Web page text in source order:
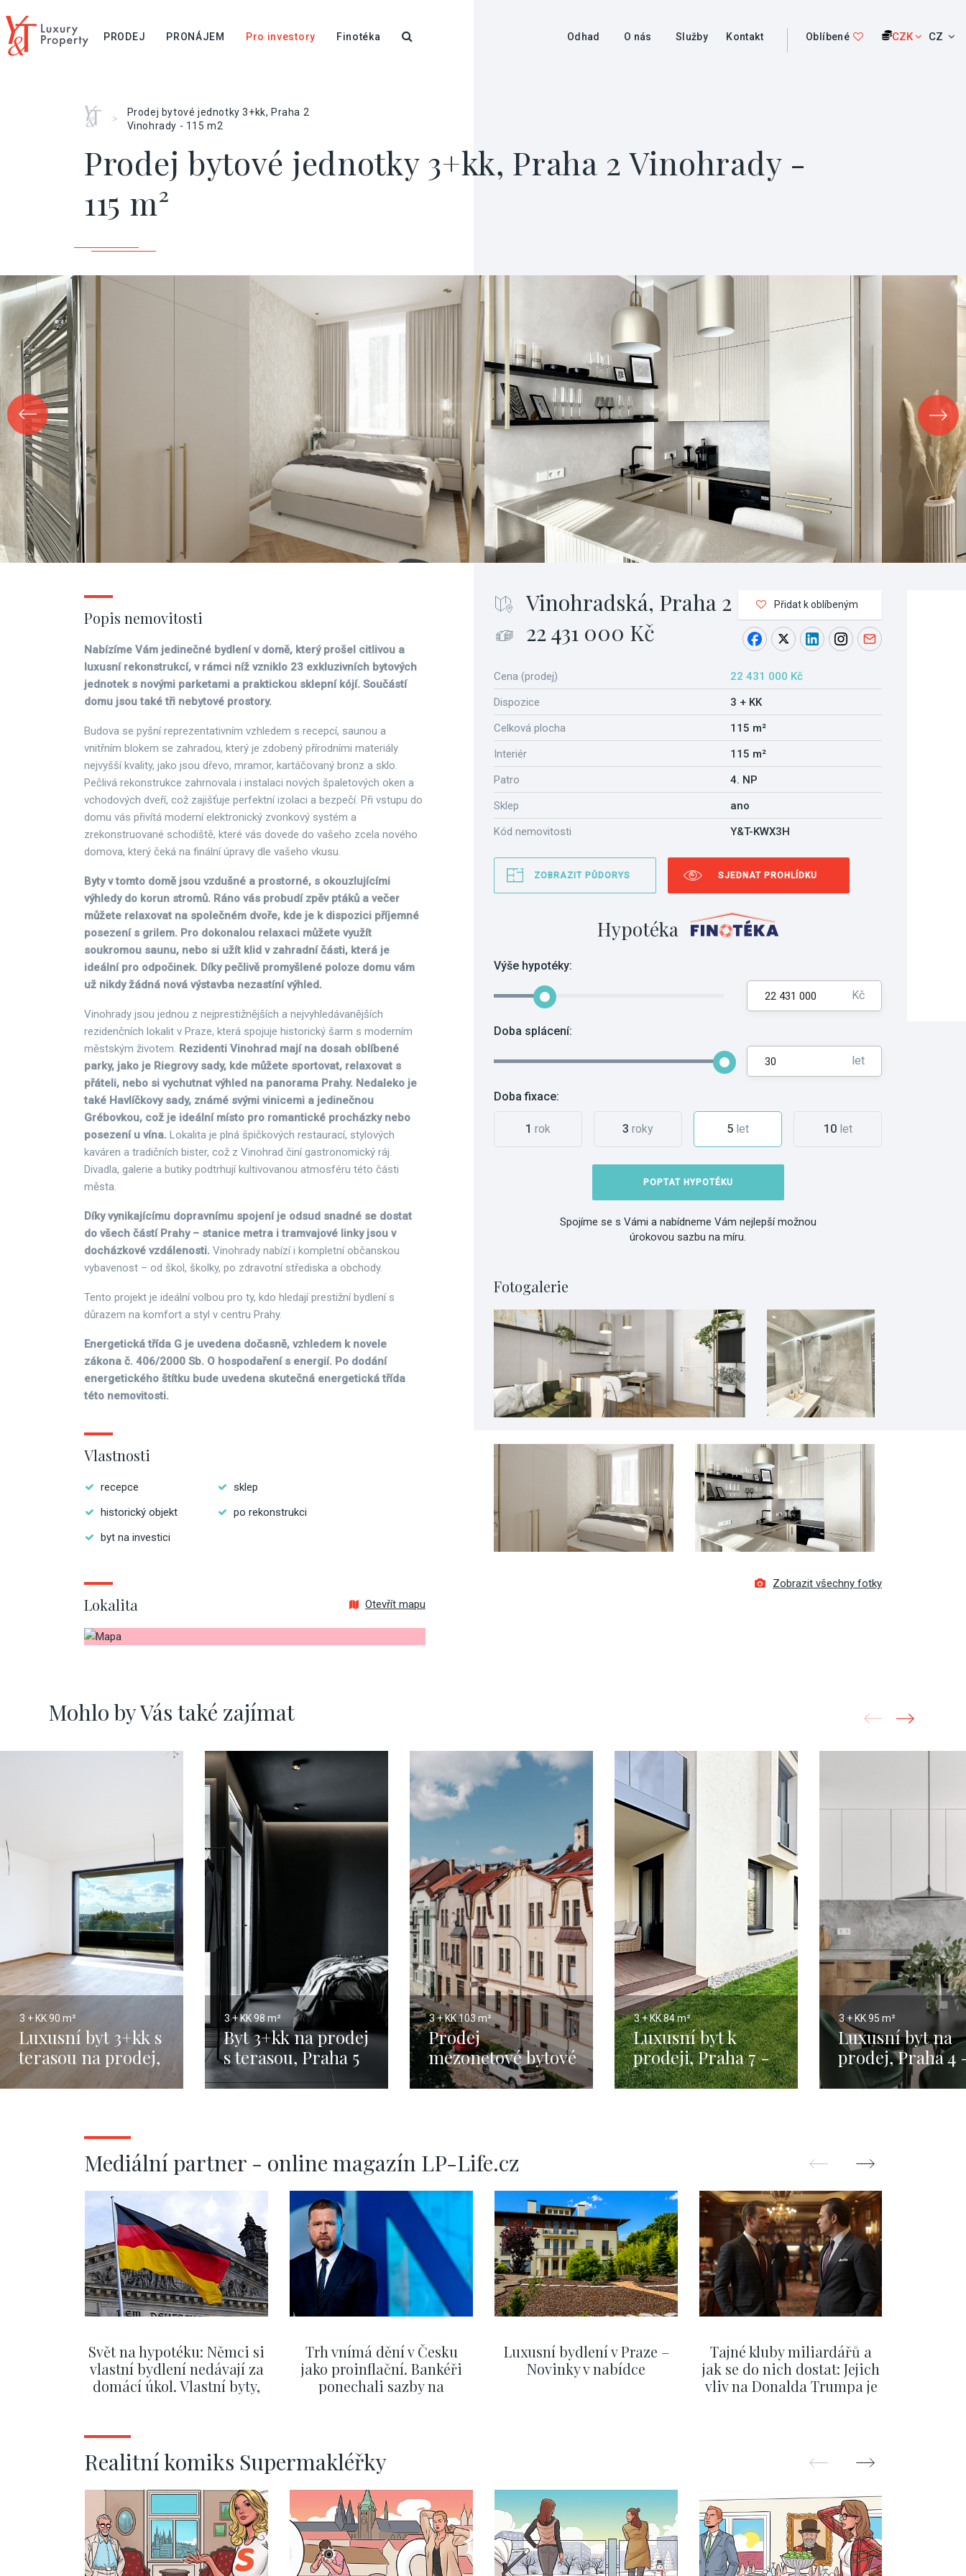
PRODEJ PRONÁJEM Pro investory Finotéka Odhad O nás Služby Kontakt Oblíbené CZK CZ
Home
>
Prodej bytové jednotky 3+kk, Praha 2
Vinohrady - 115 m2
Prodej bytové jednotky 3+kk, Praha 2 Vinohrady -
115 m²
Vinohradská, Praha 2
22 431 000 Kč
Přidat k oblíbeným
Cena (prodej)
22 431 000 Kč
Dispozice
3 + KK
Celková plocha
115 m²
Interiér
115 m²
Patro
4. NP
Sklep
ano
Kód nemovitosti
Y&T-KWX3H
ZOBRAZIT PŮDORYS SJEDNAT PROHLÍDKU
Hypotéka
Výše hypotéky:
Kč
Doba splácení:
let
Doba fixace:
1 rok 3 roky 5 let 10let
POPTAT HYPOTÉKU
Spojíme se s Vámi a nabídneme Vám nejlepší možnou
úrokovou sazbu na míru.
Fotogalerie
Zobrazit všechny fotky
Popis nemovitosti
Nabízíme Vám jedinečné bydlení v domě, který prošel citlivou a
luxusní rekonstrukcí, v rámci níž vzniklo 23 exkluzivních bytových
jednotek s novými parketami a praktickou sklepní kójí. Součástí
domu jsou také tři nebytové prostory.
Budova se pyšní reprezentativním vzhledem s recepcí, saunou a
vnitřním blokem se zahradou, který je zdobený přírodními materiály
nejvyšší kvality, jako jsou dřevo, mramor, kartáčovaný bronz a sklo.
Pečlivá rekonstrukce zahrnovala i instalaci nových špaletových oken a
vchodových dveří, což zajišťuje perfektní izolaci a bezpečí. Při vstupu do
domu vás přivítá moderní elektronický zvonkový systém a
zrekonstruované schodiště, které vás dovede do vašeho zcela nového
domova, který čeká na finální úpravy dle vašeho vkusu.
Byty v tomto domě jsou vzdušné a prostorné, s okouzlujícími
výhledy do korun stromů. Ráno vás probudí zpěv ptáků a večer
můžete relaxovat na společném dvoře, kde je k dispozici příjemné
posezení s grilem. Pro dokonalou relaxaci můžete využít
soukromou saunu, nebo si užít klid v zahradní části, která je
ideální pro odpočinek. Díky pečlivě promyšlené poloze domu vám
už nikdy žádná nová výstavba nezastíní výhled.
Vinohrady jsou jednou z nejprestižnějších a nejvyhledávanějších
rezidenčních lokalit v Praze, která spojuje historický šarm s moderním
městským životem. Rezidenti Vinohrad mají na dosah oblíbené
parky, jako je Riegrovy sady, kde můžete sportovat, relaxovat s
přáteli, nebo si vychutnat výhled na panorama Prahy. Nedaleko je
také Havlíčkovy sady, známé svými vinicemi a jedinečnou
Grébovkou, což je ideální místo pro romantické procházky nebo
posezení u vína. Lokalita je plná špičkových restaurací, stylových
kaváren a tradičních bister, což z Vinohrad činí gastronomický ráj.
Divadla, galerie a butiky podtrhují kultivovanou atmosféru této části
města.
Díky vynikajícímu dopravnímu spojení je odsud snadné se dostat
do všech částí Prahy – stanice metra i tramvajové linky jsou v
docházkové vzdálenosti. Vinohrady nabízí i kompletní občanskou
vybavenost – od škol, školky, po zdravotní střediska a obchody.
Tento projekt je ideální volbou pro ty, kdo hledají prestižní bydlení s
důrazem na komfort a styl v centru Prahy.
Energetická třída G je uvedena dočasně, vzhledem k novele
zákona č. 406/2000 Sb. O hospodaření s energií. Po dodání
energetického štítku bude uvedena skutečná energetická třída
této nemovitosti.
Vlastnosti
recepce
sklep
historický objekt
po rekonstrukci
byt na investici
Lokalita Otevřít mapu
Mohlo by Vás také zajímat
3 + KK90 m²
Luxusní byt 3+kk s
terasou na prodej,
Praha 5 - 90m
3 + KK98 m²
Byt 3+kk na prodej
s terasou, Praha 5
- 98m
3 + KK103 m²
Prodej
mezonetové bytové
jednotky 3+kk,
3 + KK84 m²
Luxusní byt k
prodeji, Praha 7 -
Troja - 84m
3 + KK95 m²
Luxusní byt na
prodej, Praha 4
95 m2
Mediální partner - online magazín LP-Life.cz
Svět na hypotéku: Němci si
vlastní bydlení nedávají za
domácí úkol. Vlastní byty,
Trh vnímá dění v Česku
jako proinflační. Bankéři
ponechali sazby na
Luxusní bydlení v Praze –
Novinky v nabídce
Tajné kluby miliardářů a
jak se do nich dostat: Jejich
vliv na Donalda Trumpa je
Realitní komiks Supermakléřky